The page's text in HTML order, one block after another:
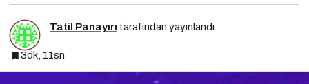
Tatil Panayırı tarafından yayınlandı
3dk, 11sn